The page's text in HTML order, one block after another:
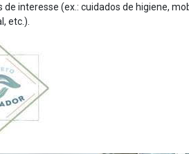
de interesse (ex.: cuidados de higiene,
etc.).